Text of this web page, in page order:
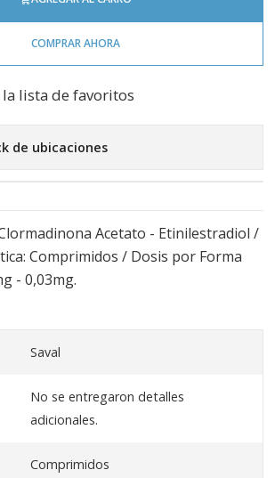
COMPRAR AHORA
lista de favoritos
de ubicaciones
Acetato - Etinilestradiol /
Comprimidos / Dosis por Forma
- 0,03mg.
Saval
No se entregaron detalles
adicionales.
Comprimidos